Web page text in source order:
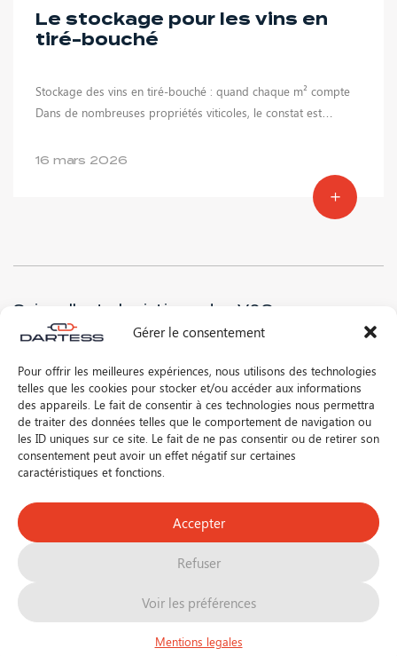
Gérer le consentement
Pour offrir les meilleures expériences, nous utilisons des technologies
telles que les cookies pour stocker et/ou accéder aux informations
des appareils. Le fait de consentir à ces technologies nous permettra
de traiter des données telles que le comportement de navigation ou
les ID uniques sur ce site. Le fait de ne pas consentir ou de retirer son
consentement peut avoir un effet négatif sur certaines
caractéristiques et fonctions.
Accepter
Refuser
Voir les préférences
Mentions legales
Le stockage pour les vins en
tiré-bouché
Stockage des vins en tiré-bouché : quand chaque m² compte
Dans de nombreuses propriétés viticoles, le constat est…
16 mars 2026
Suivre l'actu logistique des V&S
* J’ai lu et accepte lapolitique de confidentialitéde ce site
Suivez-nous sur les réseaux !
©2026 DARTESS
La supply chain des vins et spiritueux
Mentions légales
Contact